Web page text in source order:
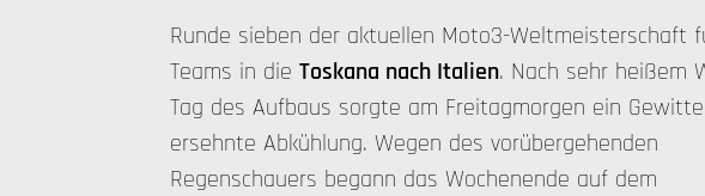
Runde sieben der aktuellen Moto3-Weltmeisterschaft
Teams in die Toskana nach Italien. Nach sehr heißem
Tag des Aufbaus sorgte am Freitagmorgen ein
ersehnte Abkühlung. Wegen des vorübergehenden
Regenschauers begann das Wochenende auf dem